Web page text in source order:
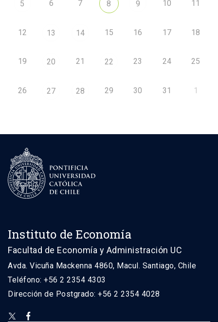
5 6 7 8 9 10 11
12 13 14 15 16 17 18
19 20 21 22 23 24 25
26 27 28 29 30 31 1
Instituto de Economía
Facultad de Economía y Administración UC
Avda. Vicuña Mackenna 4860, Macul. Santiago, Chile
Teléfono: +56 2 2354 4303
Dirección de Postgrado: +56 2 2354 4028